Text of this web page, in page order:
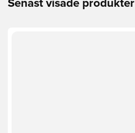
Senast visade produkter